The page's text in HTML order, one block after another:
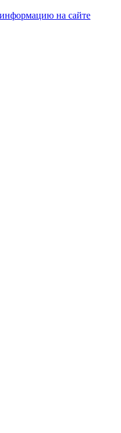
на сайте